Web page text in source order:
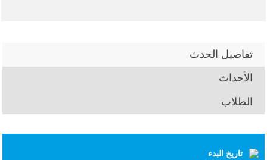
الطلاب
الأحداث
تفاصيل الحدث
تاريخ البدء